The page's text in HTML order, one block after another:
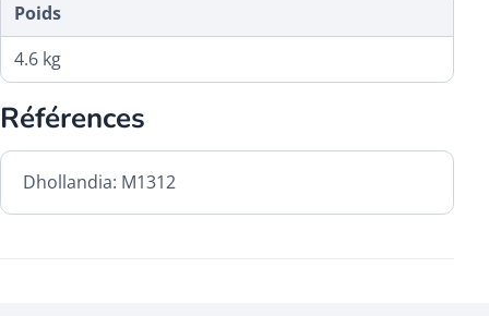
Poids
4.6 kg
Références
Dhollandia: M1312